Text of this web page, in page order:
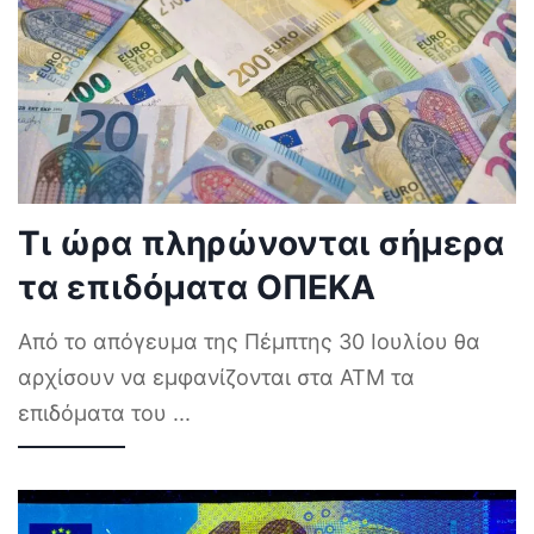
Τι ώρα πληρώνονται σήμερα
τα επιδόματα ΟΠΕΚΑ
Από το απόγευμα της Πέμπτης 30 Ιουλίου θα
αρχίσουν να εμφανίζονται στα ΑΤΜ τα
επιδόματα του ...